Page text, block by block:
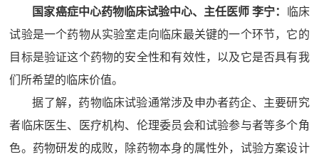
国家癌症中心药物临床试验中心、主任医师 李宁：
临床
试验是一个药物从实验室走向临床最关键的一个环节，它的
目标是验证这个药物的安全性和有效性，以及它是否具有我
们所希望的临床价值。
据了解，药物临床试验通常涉及申办者药企、主要研究
者临床医生、医疗机构、伦理委员会和试验参与者等多个角
色。药物研发的成败，除药物本身的属性外，试验方案设计